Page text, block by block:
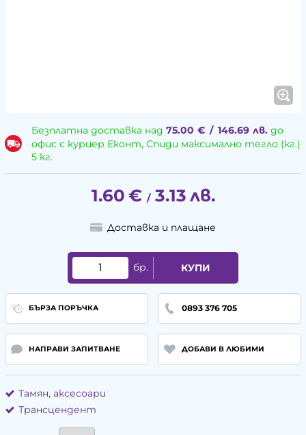
Безплатна доставка над 75.00 € / 146.69 лв.до
офис с куриер Еконт, Спиди максимално тегло (кг.)
5 кг.
1.60 € / 3.13 лв.
Доставка и плащане
бр. КУПИ
БЪРЗА ПОРЪЧКА 0893 376 705
НАПРАВИ ЗАПИТВАНЕ ДОБАВИ В ЛЮБИМИ
Тамян, аксесоари
Трансцендент